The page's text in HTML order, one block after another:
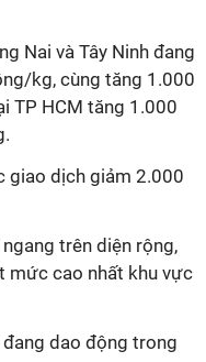
Nai và Tây Ninh đang
kg, cùng tăng 1.000
TP HCM tăng 1.000
giao dịch giảm 2.000
trên diện rộng,
mức cao nhất khu vực
dao động trong